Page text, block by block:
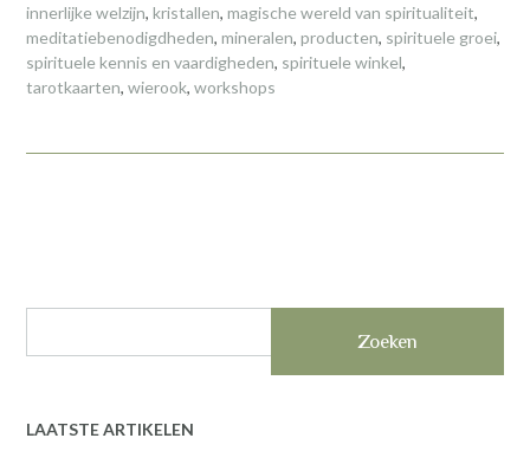
innerlijke welzijn, kristallen, magische wereld van spiritualiteit,
meditatiebenodigdheden, mineralen, producten, spirituele groei,
spirituele kennis en vaardigheden, spirituele winkel,
tarotkaarten, wierook, workshops
Zoeken
LAATSTE ARTIKELEN